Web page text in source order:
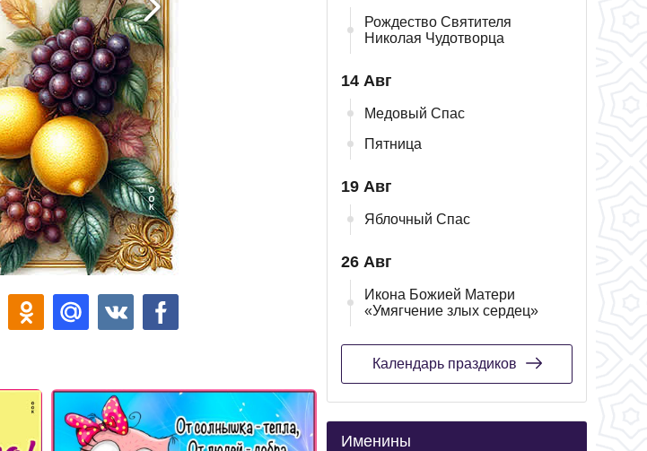
Рождество Святителя
Николая Чудотворца
14 Авг
Медовый Спас
Пятница
19 Авг
Яблочный Спас
26 Авг
Икона Божией Матери
«Умягчение злых сердец»
Календарь праздиков
Именины